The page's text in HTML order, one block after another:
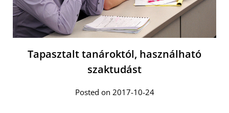
Tapasztalt tanároktól, használható
szaktudást
Posted on 2017-10-24